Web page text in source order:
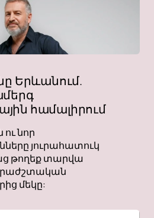
Երևանում.
համալիրում
ու նոր
յուրահատուկ
թողեք տարվա
մեկը: